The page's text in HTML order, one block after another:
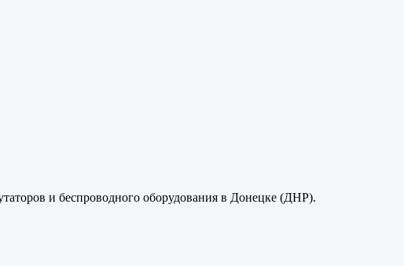
и беспроводного оборудования в Донецке (ДНР).